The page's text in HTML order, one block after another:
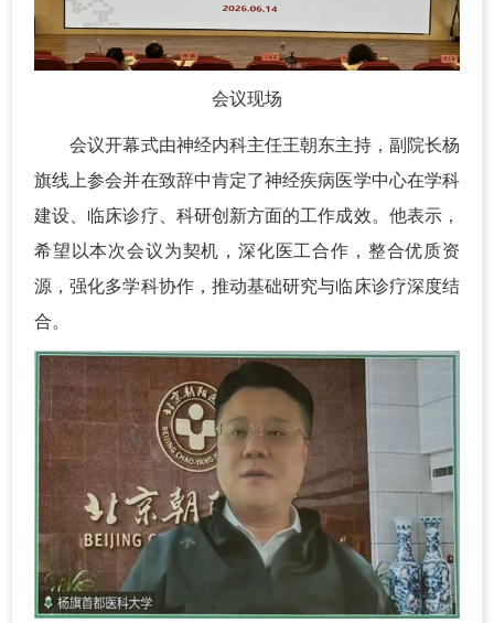
会议现场
会议开幕式由神经内科主任王朝东主持，副院长杨
旗线上参会并在致辞中肯定了神经疾病医学中心在学科
建设、临床诊疗、科研创新方面的工作成效。他表示，
希望以本次会议为契机，深化医工合作，整合优质资
源，强化多学科协作，推动基础研究与临床诊疗深度结
合。